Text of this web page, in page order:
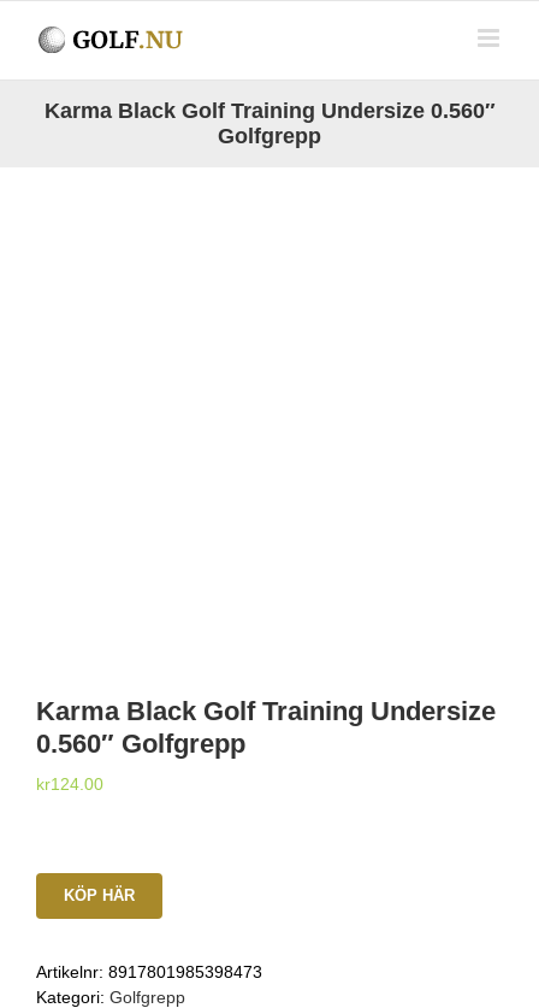
Karma Black Golf Training Undersize 0.560″
Golfgrepp
Karma Black Golf Training Undersize
0.560″ Golfgrepp
kr124.00
KÖP HÄR
Artikelnr: 8917801985398473
Kategori: Golfgrepp